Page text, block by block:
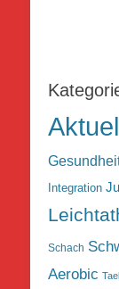
Integration
Schach
Aerobic